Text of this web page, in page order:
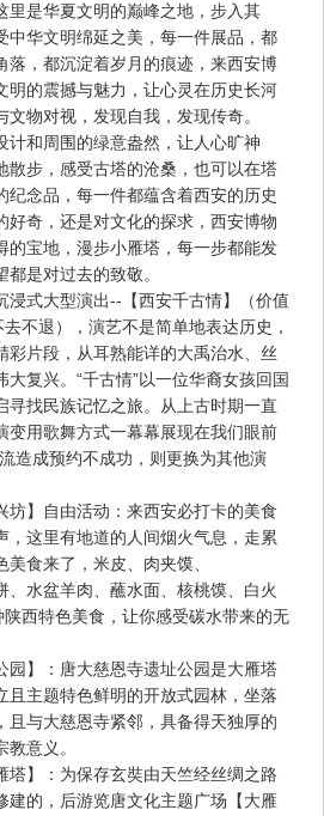
里是华夏文明的巅峰之地，步入其
中华文明绵延之美，每一件展品，都
落，都沉淀着岁月的痕迹，来西安博
明的震撼与魅力，让心灵在历史长河
物对视，发现自我，发现传奇。
计和周围的绿意盎然，让人心旷神
散步，感受古塔的沧桑，也可以在塔
纪念品，每一件都蕴含着西安的历史
好奇，还是对文化的探求，西安博物
的宝地，漫步小雁塔，每一步都能发
是对过去的致敬。
浸式大型演出--【西安千古情】（价值
不退），演艺不是简单地表达历史，
彩片段，从耳熟能详的大禹治水、丝
复兴。“千古情”以一位华裔女孩回国
寻找民族记忆之旅。从上古时期一直
变用歌舞方式一幕幕展现在我们眼前
造成预约不成功，则更换为其他演
坊】自由活动：来西安必打卡的美食
，这里有地道的人间烟火气息，走累
食来了，米皮、肉夹馍、
、水盆羊肉、蘸水面、核桃馍、白火
西特色美食，让你感受碳水带来的无
园】：唐大慈恩寺遗址公园是大雁塔
且主题特色鲜明的开放式园林，坐落
且与大慈恩寺紧邻，具备得天独厚的
意义。
塔】：为保存玄奘由天竺经丝绸之路
建的，后游览唐文化主题广场【大雁